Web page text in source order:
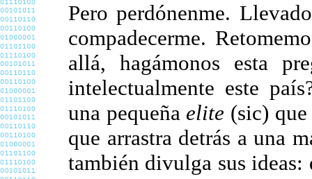
Pero perdónenme.
compadecerme.
allá, hagámonos esta
intelectualmente este
una pequeña elite (sic)
que arrastra detrás a una
también divulga sus